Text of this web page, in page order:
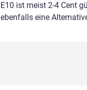
E10 ist meist 2-4 Cent
ebenfalls eine